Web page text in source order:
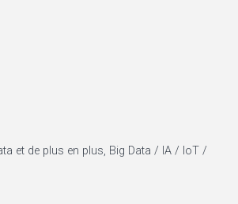
et de plus en plus, Big Data / IA / IoT /